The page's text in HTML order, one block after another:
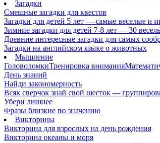
Загадки
Смешные загадки для квестов
Загадки для детей 5 лет — самые веселые и
Зимние загадки для детей 7-8 лет — 30
Древние интересные загадки для самых
Загадки на английском языке о животных
Мышление
ГоловоломкиТренировка внимания
День знаний
Найди закономерность
Всяк сверчок знай свой шесток —
Убери лишнее
Фразы близкие по значению
Викторины
Викторина для взрослых на день рождения
Викторина океаны и моря